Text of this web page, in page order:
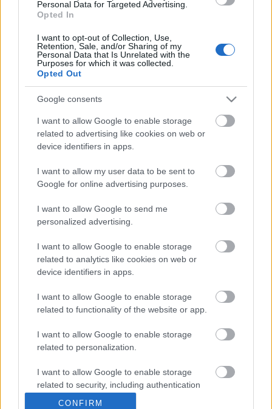
Personal Data for Targeted Advertising.
Opted In
I want to opt-out of Collection, Use,
Retention, Sale, and/or Sharing of my
Personal Data that Is Unrelated with the
Purposes for which it was collected.
Opted Out
Google consents
I want to allow Google to enable storage
related to advertising like cookies on web or
device identifiers in apps.
I want to allow my user data to be sent to
Google for online advertising purposes.
I want to allow Google to send me
personalized advertising.
I want to allow Google to enable storage
related to analytics like cookies on web or
device identifiers in apps.
I want to allow Google to enable storage
related to functionality of the website or app.
I want to allow Google to enable storage
related to personalization.
I want to allow Google to enable storage
related to security, including authentication
CONFIRM
HIRDETÉS
Paks II.: Mit jelent az 5. blokk új
mérföldköve a felülvizsgálat
árnyékában?
Fontos a postaládákba költöző
széncinegék védelme
Amire többmillióan vártunk: szombattól
másodfokúra csökken a riasztás
KIEMELT